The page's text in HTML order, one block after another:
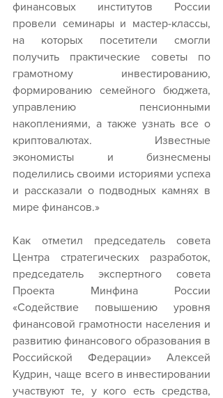
финансовых институтов России
провели семинары и мастер-классы,
на которых посетители смогли
получить практические советы по
грамотному инвестированию,
формированию семейного бюджета,
управлению пенсионными
накоплениями, а также узнать все о
криптовалютах. Известные
экономисты и бизнесмены
поделились своими историями успеха
и рассказали о подводных камнях в
мире финансов.»
Как отметил председатель совета
Центра стратегических разработок,
председатель экспертного совета
Проекта Минфина России
«Содействие повышению уровня
финансовой грамотности населения и
развитию финансового образования в
Российской Федерации» Алексей
Кудрин, чаще всего в инвестировании
участвуют те, у кого есть средства,